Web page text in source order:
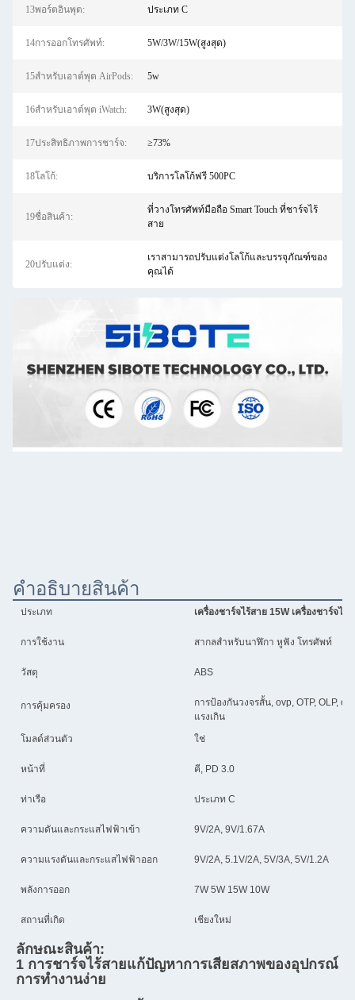
13พอร์ตอินพุต: ประเภท C
14การออกโทรศัพท์: 5W/3W/15W(สูงสุด)
15สำหรับเอาต์พุต AirPods: 5w
16สำหรับเอาต์พุต iWatch: 3W(สูงสุด)
17ประสิทธิภาพการชาร์จ: ≥73%
18โลโก้: บริการโลโก้ฟรี 500PC
19ชื่อสินค้า:
ที่วางโทรศัพท์มือถือ Smart Touch ที่ชาร์จไร้
สาย
20ปรับแต่ง:
เราสามารถปรับแต่งโลโก้และบรรจุภัณฑ์ของ
คุณได้
คําอธิบายสินค้า
ประเภท เครื่องชาร์จไร้สาย 15W เครื่องชาร์จไ
การใช้งาน สากลสําหรับนาฬิกา หูฟัง โทรศัพท์
วัสดุ ABS
การคุ้มครอง
การป้องกันวงจรสั้น, ovp, OTP, OLP,
แรงเกิน
โมลด์ส่วนตัว
ใช่
หน้าที่ คี, PD 3.0
ท่าเรือ ประเภท C
ความดันและกระแสไฟฟ้าเข้า 9V/2A, 9V/1.67A
ความแรงดันและกระแสไฟฟ้าออก 9V/2A, 5.1V/2A, 5V/3A, 5V/1.2A
พลังการออก 7W 5W 15W 10W
สถานที่เกิด เชียงใหม่
ลักษณะสินค้า:
1 การชาร์จไร้สายแก้ปัญหาการเสียสภาพของอุปกรณ์
การทํางานง่าย